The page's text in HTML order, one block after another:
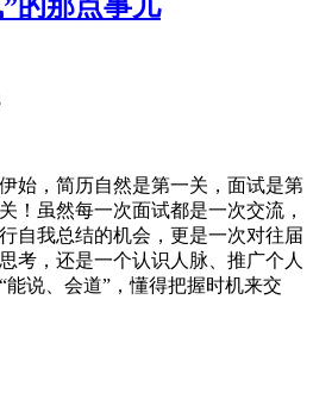
始，简历自然是第一关，面试是第
！虽然每一次面试都是一次交流，
自我总结的机会，更是一次对往届
考，还是一个认识人脉、推广个人
说、会道”，懂得把握时机来交